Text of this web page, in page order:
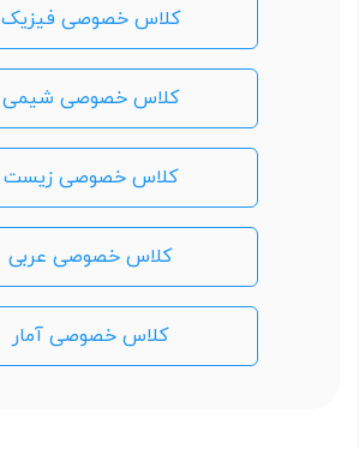
کلاس خصوصی فیزیک
کلاس خصوصی شیمی
کلاس خصوصی زیست
کلاس خصوصی عربی
کلاس خصوصی آمار